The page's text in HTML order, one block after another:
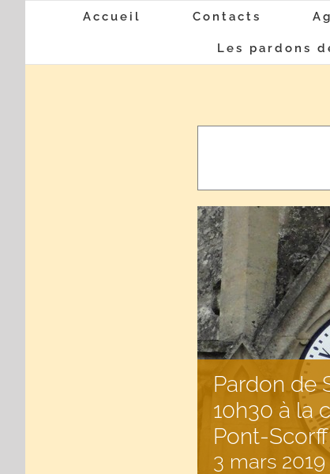
Accueil Contacts
Les pardons
Pardon de
10h30 à la
Pont-Scorff
3 mars 2019